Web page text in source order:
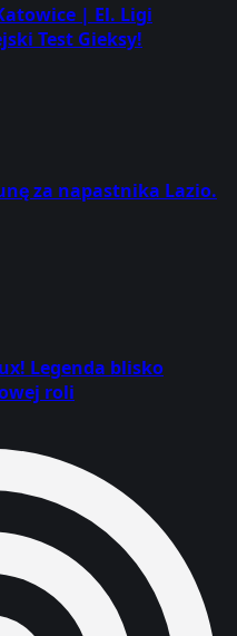
| El. Ligi
Test Gieksy!
za napastnika Lazio.
Legenda blisko
roli